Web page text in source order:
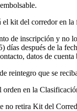
el kit del corredor en
de inscripción y no
días después de la
datos de
reintegro que se
orden en la
no retira Kit del